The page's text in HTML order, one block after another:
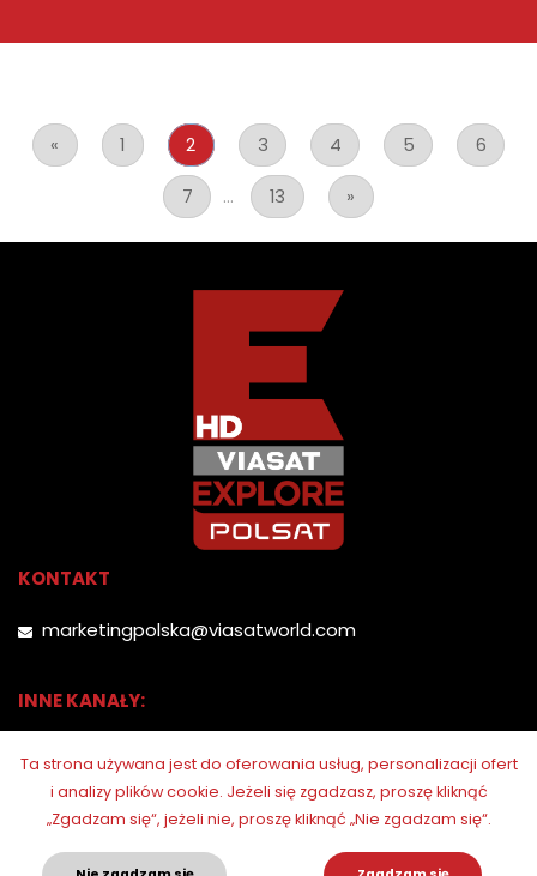
« 1 2 3 4 5 6
7 ... 13 »
KONTAKT
marketingpolska@viasatworld.com
INNE KANAŁY:
Ta strona używana jest do oferowania usług, personalizacji ofert
i analizy plików cookie. Jeżeli się zgadzasz, proszę kliknąć
„Zgadzam się“, jeżeli nie, proszę kliknąć „Nie zgadzam się“.